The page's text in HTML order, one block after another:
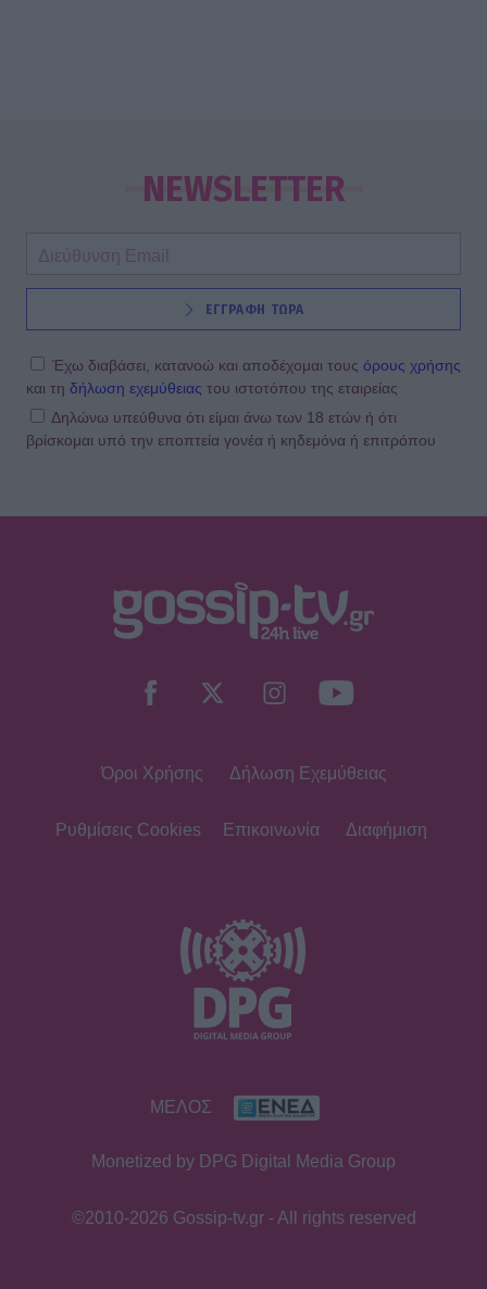
NEWSLETTER
ΕΓΓΡΑΦΗ ΤΩΡΑ
Έχω διαβάσει, κατανοώ και αποδέχομαι τους όρους χρήσης
και τη δήλωση εχεμύθειας του ιστοτόπου της εταιρείας
Δηλώνω υπεύθυνα ότι είμαι άνω των 18 ετών ή ότι
βρίσκομαι υπό την εποπτεία γονέα ή κηδεμόνα ή επιτρόπου
Όροι Χρήσης Δήλωση Εχεμύθειας
Ρυθμίσεις Cookies Επικοινωνία Διαφήμιση
ΜΕΛΟΣ
Monetized by DPG Digital Media Group
©2010-2026 Gossip-tv.gr - All rights reserved